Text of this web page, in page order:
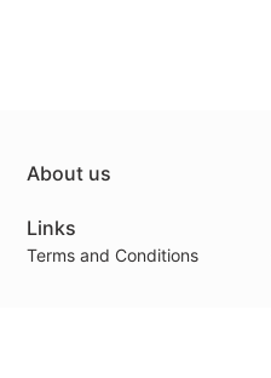
About us
Links
Terms and Conditions